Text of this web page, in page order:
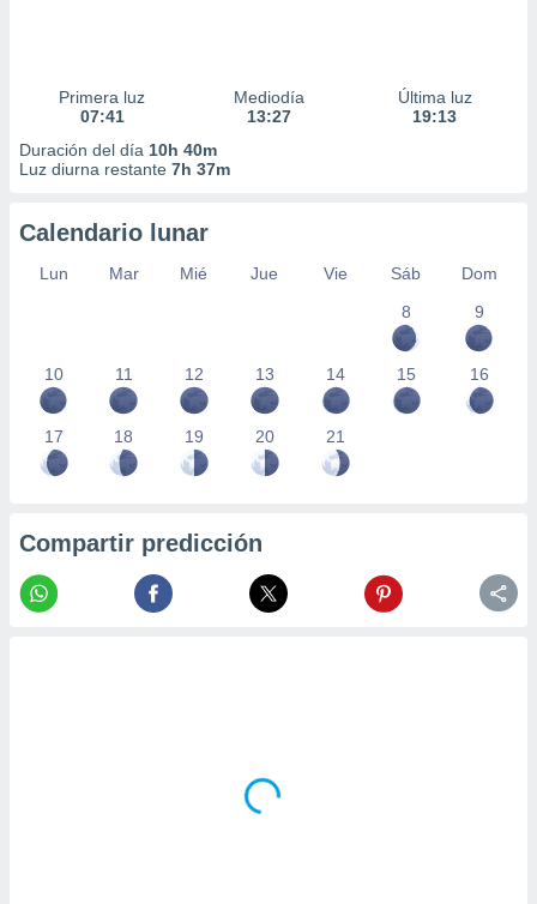
Primera luz
07:41
Mediodía
13:27
Última luz
19:13
Duración del día 10h 40m
Luz diurna restante 7h 37m
Calendario lunar
Lun Mar Mié Jue Vie Sáb
Dom
8
9
10 11 12 13 14 15 16
17 18 19 20 21
Compartir predicción